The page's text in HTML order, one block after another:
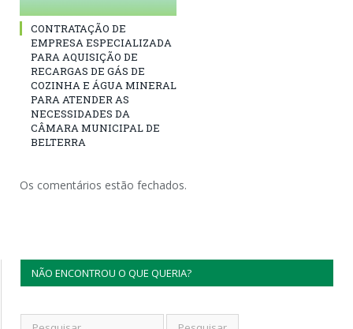
CONTRATAÇÃO DE
EMPRESA ESPECIALIZADA
PARA AQUISIÇÃO DE
RECARGAS DE GÁS DE
COZINHA E ÁGUA MINERAL
PARA ATENDER AS
NECESSIDADES DA
CÂMARA MUNICIPAL DE
BELTERRA
Os comentários estão fechados.
NÃO ENCONTROU O QUE QUERIA?